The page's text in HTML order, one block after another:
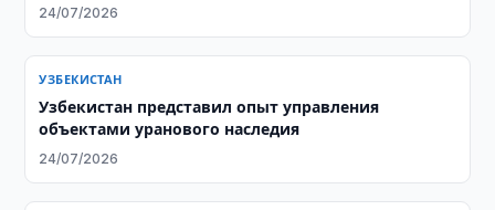
24/07/2026
УЗБЕКИСТАН
Узбекистан представил опыт управления
объектами уранового наследия
24/07/2026